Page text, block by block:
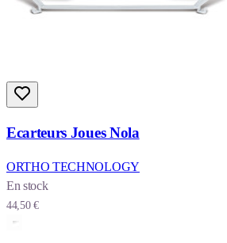
Ecarteurs Joues Nola
ORTHO TECHNOLOGY
En stock
44,50 €